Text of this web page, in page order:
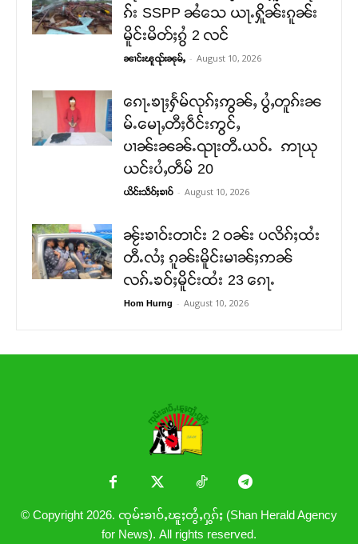
ၵ်း SSPP ၼႆသေ ယႃႉႁိူၼ်းၵူၼ်း
မိူင်းမိတ်ႈၵွႆ 2 လင်
ၼၢင်းၽူၺ်းၼုမ်ႇ - August 10, 2026
ၵေႃႉၶႃႈႁႅမ်လုၵ်ႈဢွၼ်ႇ ပွႆႇတူၵ်းၼ
မ်ႉမေႃႇတီႈဝဵင်းဢွင်ႇ
ပၢၼ်းၼၼ်ႉၺႃးတီႉယဝ်ႉ ဢႃယု
ယင်းပႆႇတဵမ် 20
ယိင်းသဵဝ်ႈၶၢဝ် - August 10, 2026
ၼႂ်းၶၢဝ်းတၢင်း 2 ဝၼ်း ပလိၵ်ႈထႆး
တီႉလႆႈ ၵူၼ်းမိူင်းမၢၼ်ႈဢၼ်
လၵ်ႉၶဝ်ႈမိူင်းထႆး 23 ၵေႃႉ
Hom Hurng - August 10, 2026
© Copyright 2026. ၸုမ်းၶၢဝ်ႇၽူႈတွႆႇႁွၵ်ႈ (Shan Herald Agency
for News). All rights reserved.